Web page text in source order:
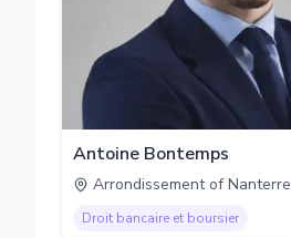
Antoine Bontemps
Arrondissement of Nanterre
Droit bancaire et boursier